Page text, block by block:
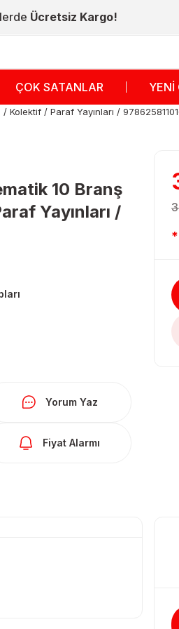
Ücretsiz Kargo!
ÇOK SATANLAR YENİ
Kolektif / Paraf Yayınları /
10 Branş
Yayınları /
Yorum Yaz
Fiyat Alarmı